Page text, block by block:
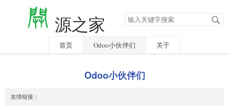
源之家 搜
索
字
首页 Odoo小伙伴们 关于
Odoo小伙伴们